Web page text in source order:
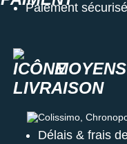
Paiement
Colissimo,
Délais & frais